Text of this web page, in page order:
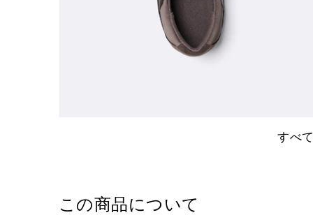
すべ
この商品について